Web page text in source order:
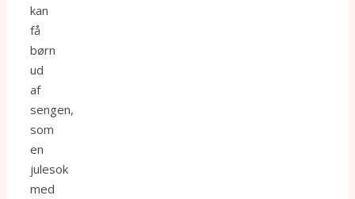
kan
få
børn
ud
af
sengen,
som
en
julesok
med